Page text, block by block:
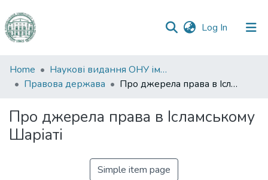
Log In (current)
Communities
&
All of DSpace
Home
Наукові видання ОНУ імені І. І. Мечникова
Правова держава
Про джерела права в Ісламському Шаріаті
Про джерела права в Ісламському
Шаріаті
Simple item page